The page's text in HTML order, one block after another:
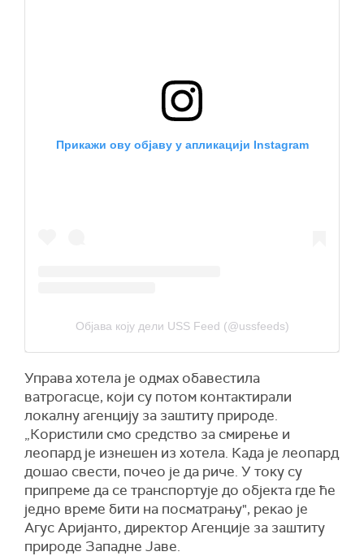
Прикажи ову објаву у апликацији Instagram
Објава коју дели USS Feed (@ussfeeds)
Управа хотела је одмах обавестила
ватрогасце, који су потом контактирали
локалну агенцију за заштиту природе.
„Користили смо средство за смирење и
леопард је изнешен из хотела. Када је леопард
дошао свести, почео је да риче. У току су
припреме да се транспортује до објекта где ће
једно време бити на посматрању", рекао је
Агус Аријанто, директор Агенције за заштиту
природе Западне Јаве.